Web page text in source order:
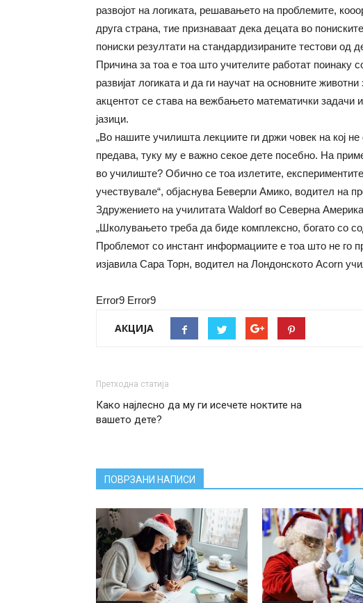
развојот на логиката, решавањето на проблемите,
друга страна, тие признаваат дека децата во
пониски резултати на стандардизираните тестови од
Причина за тоа е тоа што учителите работат поинаку
развијат логиката и да ги научат на основните
акцентот се става на вежбањето математички задачи
јазици.
„Во нашите училишта лекциите ги држи човек на кој
предава, туку му е важно секое дете посебно. На
во училиште? Обично се тоа излетите,
учествувале“, објаснува Беверли Амико, водител на
Здружението на училитата Waldorf во Северна
„Школувањето треба да биде комплексно, богато со
Проблемот со инстант информациите е тоа што не го
изјавила Сара Торн, водител на Лондонското Acorn
Error9 Error9
АКЦИЈА
Претходна статија
Како најлесно да му ги исечете ноктите на
вашето дете?
ПОВРЗАНИ НАПИСИ